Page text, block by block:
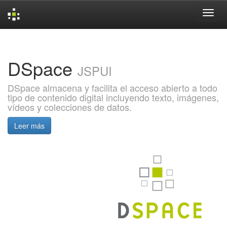
DSpace JSPUI
DSpace almacena y facilita el acceso abierto a todo
tipo de contenido digital incluyendo texto, imágenes,
vídeos y colecciones de datos.
Leer más